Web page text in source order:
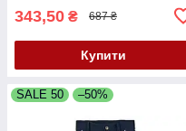
343,50 ₴ 687 ₴
Купити
SALE 50 –50%